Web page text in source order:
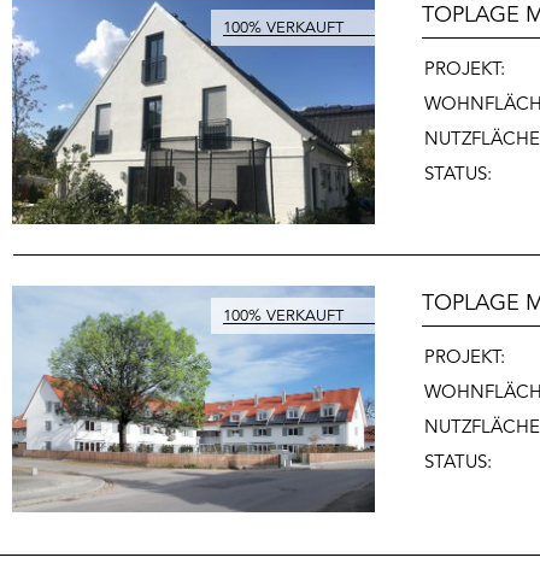
TOPLAGE
PROJEKT:
STATUS:
TOPLAGE
PROJEKT:
STATUS: